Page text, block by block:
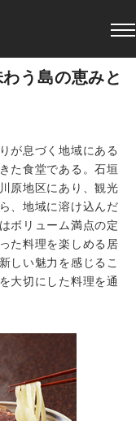
う島の恵みと
が息づく地域にある
た食堂である。石垣
原地区にあり、観光
、地域に溶け込んだ
ボリューム満点の定
た料理を楽しめる居
しい魅力を感じるこ
大切にした料理を通